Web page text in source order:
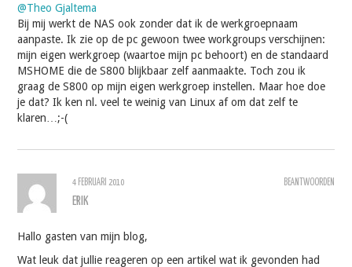
@Theo Gjaltema
Bij mij werkt de NAS ook zonder dat ik de werkgroepnaam
aanpaste. Ik zie op de pc gewoon twee workgroups verschijnen:
mijn eigen werkgroep (waartoe mijn pc behoort) en de standaard
MSHOME die de S800 blijkbaar zelf aanmaakte. Toch zou ik
graag de S800 op mijn eigen werkgroep instellen. Maar hoe doe
je dat? Ik ken nl. veel te weinig van Linux af om dat zelf te
klaren…;-(
BEANTWOORDEN
4 FEBRUARI 2010
ERIK
Hallo gasten van mijn blog,
Wat leuk dat jullie reageren op een artikel wat ik gevonden had